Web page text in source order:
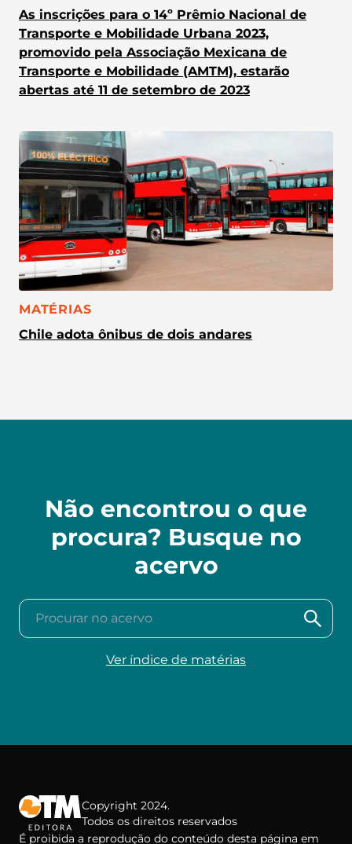
As inscrições para o 14º Prêmio Nacional de
Transporte e Mobilidade Urbana 2023,
promovido pela Associação Mexicana de
Transporte e Mobilidade (AMTM), estarão
abertas até 11 de setembro de 2023
CATEGORIA:
MATÉRIAS
Chile adota ônibus de dois andares
Não encontrou o que
procura? Busque no
acervo
Procurar no acervo
Ver índice de matérias
Copyright 2024.
Todos os direitos reservados
É proibida a reprodução do conteúdo desta página em